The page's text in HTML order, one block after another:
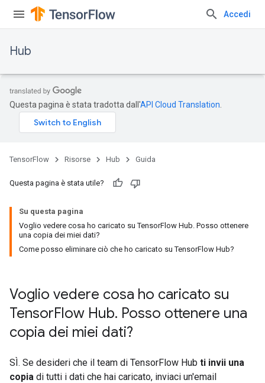
Accedi
Hub
Questa pagina è stata tradotta dall'API Cloud Translation
TensorFlow Risorse Hub Guida
Questa pagina è stata utile?
Su questa pagina
Voglio vedere cosa ho caricato su TensorFlow Hub. Posso ottenere
una copia dei miei dati?
Come posso eliminare ciò che ho caricato su TensorFlow Hub?
Voglio vedere cosa ho caricato su
TensorFlow Hub. Posso ottenere una
copia dei miei dati?
SÌ. Se desideri che il team di TensorFlow Hub ti invii una
copia di tutti i dati che hai caricato, inviaci un'email